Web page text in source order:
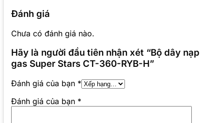
Đánh giá
Chưa có đánh giá nào.
Hãy là người đầu tiên nhận xét “Bộ dây nạp
gas Super Stars CT-360-RYB-H”
Đánh giá của bạn *
Đánh giá của bạn *